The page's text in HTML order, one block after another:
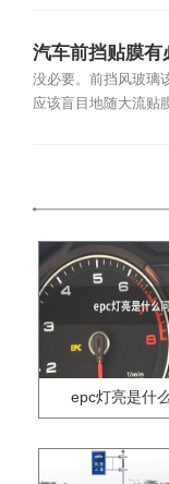
汽车前挡贴膜有
没必要。前挡风玻璃
应该盲目地随大流贴
epc灯亮是什